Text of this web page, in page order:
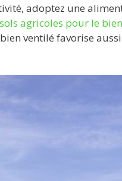
adoptez une
agricoles pour le
ventilé favorise